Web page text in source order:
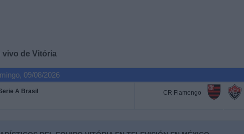
vivo de Vitória
09/08/2026
A Brasil CR Flamengo